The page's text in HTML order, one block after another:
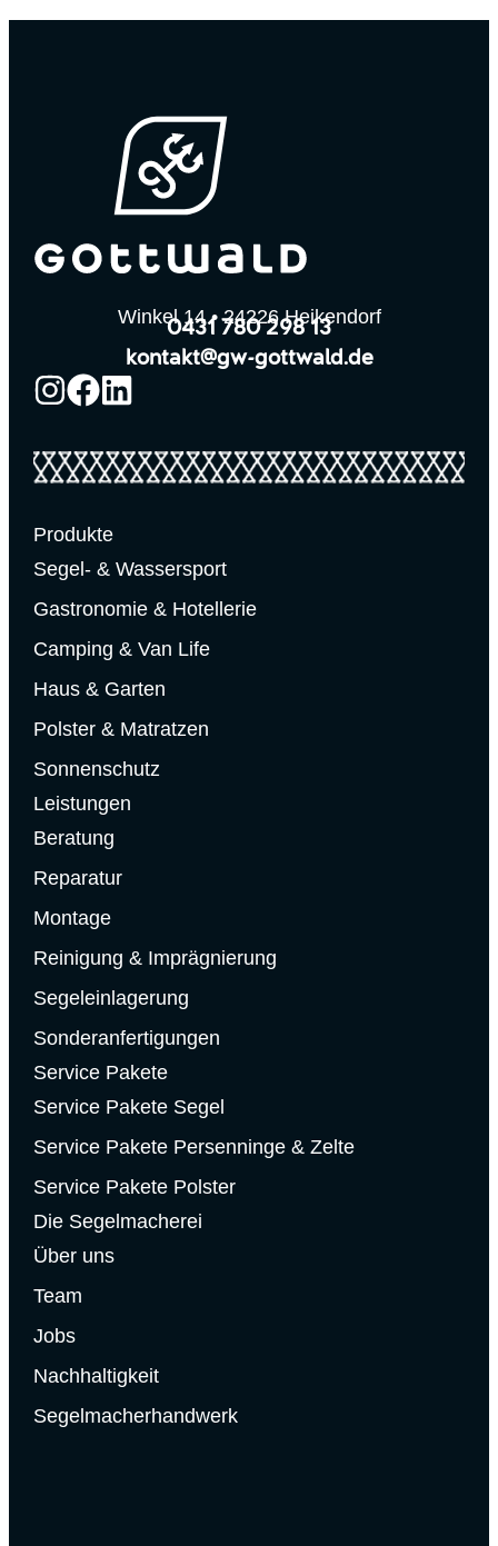
Winkel 14 • 24226 Heikendorf
0431 780 298 13
kontakt@gw-gottwald.de
Produkte
Segel- & Wassersport
Gastronomie & Hotellerie
Camping & Van Life
Haus & Garten
Polster & Matratzen
Sonnenschutz
Leistungen
Beratung
Reparatur
Montage
Reinigung & Imprägnierung
Segeleinlagerung
Sonderanfertigungen
Service Pakete
Service Pakete Segel
Service Pakete Persenninge & Zelte
Service Pakete Polster
Die Segelmacherei
Über uns
Team
Jobs
Nachhaltigkeit
Segelmacherhandwerk